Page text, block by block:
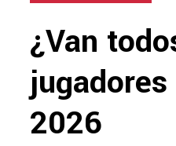
¿Van
2026